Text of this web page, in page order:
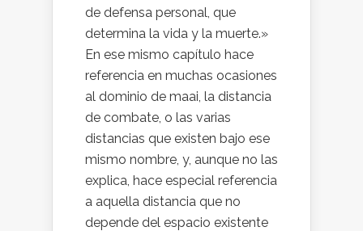
de defensa personal, que
determina la vida y la muerte.»
En ese mismo capítulo hace
referencia en muchas ocasiones
al dominio de maai, la distancia
de combate, o las varias
distancias que existen bajo ese
mismo nombre, y, aunque no las
explica, hace especial referencia
a aquella distancia que no
depende del espacio existente